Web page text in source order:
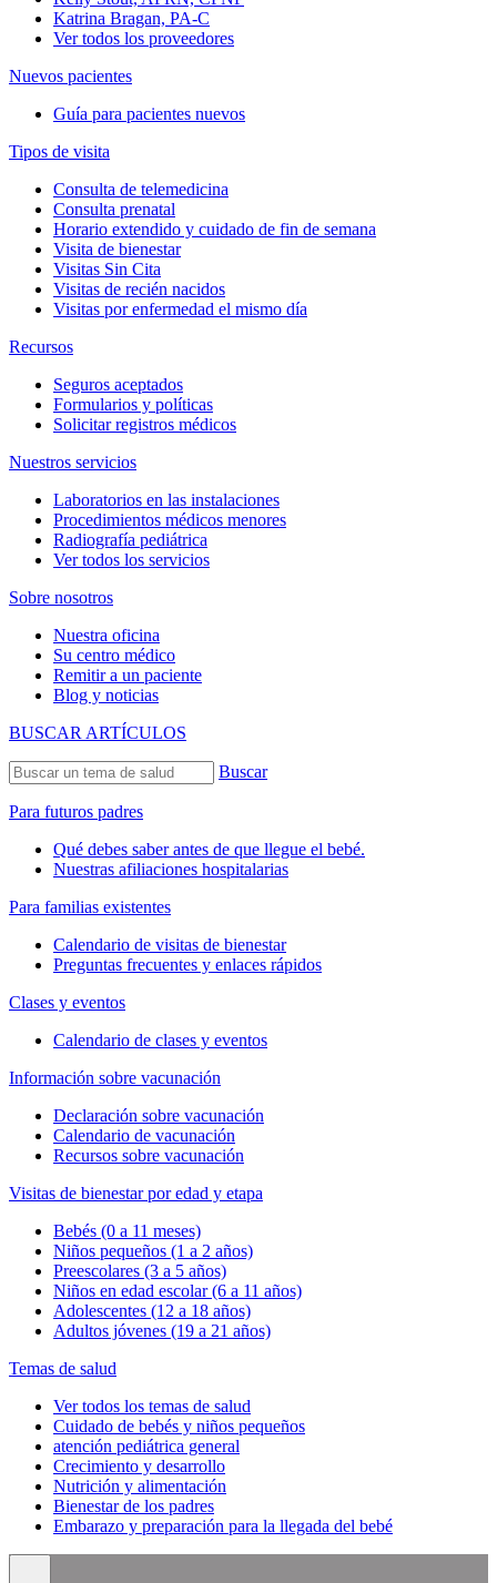
Katrina Bragan, PA-C
Ver todos los proveedores
Nuevos pacientes
Guía para pacientes nuevos
Tipos de visita
Consulta de telemedicina
Consulta prenatal
Horario extendido y cuidado de fin de semana
Visita de bienestar
Visitas Sin Cita
Visitas de recién nacidos
Visitas por enfermedad el mismo día
Recursos
Seguros aceptados
Formularios y políticas
Solicitar registros médicos
Nuestros servicios
Laboratorios en las instalaciones
Procedimientos médicos menores
Radiografía pediátrica
Ver todos los servicios
Sobre nosotros
Nuestra oficina
Su centro médico
Remitir a un paciente
Blog y noticias
BUSCAR ARTÍCULOS
Buscar
Para futuros padres
Qué debes saber antes de que llegue el bebé.
Nuestras afiliaciones hospitalarias
Para familias existentes
Calendario de visitas de bienestar
Preguntas frecuentes y enlaces rápidos
Clases y eventos
Calendario de clases y eventos
Información sobre vacunación
Declaración sobre vacunación
Calendario de vacunación
Recursos sobre vacunación
Visitas de bienestar por edad y etapa
Bebés (0 a 11 meses)
Niños pequeños (1 a 2 años)
Preescolares (3 a 5 años)
Niños en edad escolar (6 a 11 años)
Adolescentes (12 a 18 años)
Adultos jóvenes (19 a 21 años)
Temas de salud
Ver todos los temas de salud
Cuidado de bebés y niños pequeños
atención pediátrica general
Crecimiento y desarrollo
Nutrición y alimentación
Bienestar de los padres
Embarazo y preparación para la llegada del bebé